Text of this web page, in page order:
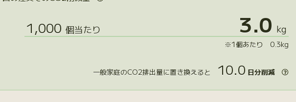
1,000 個当たり 3.0 kg
※1個あたり 0.3kg
一般家庭のCO2排出量に置き換えると 10.0 日分削減 